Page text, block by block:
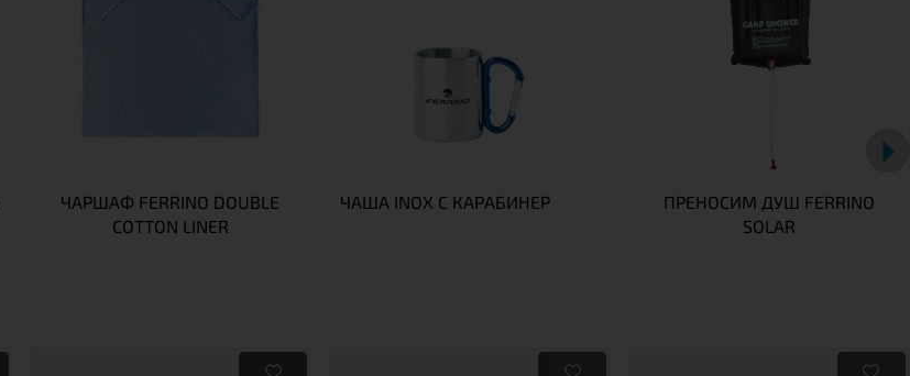
ЧАРШАФ FERRINO DOUBLE
COTTON LINER
ЧАША INOX С КАРАБИНЕР
ПРЕНОСИМ ДУШ FERRINO
SOLAR